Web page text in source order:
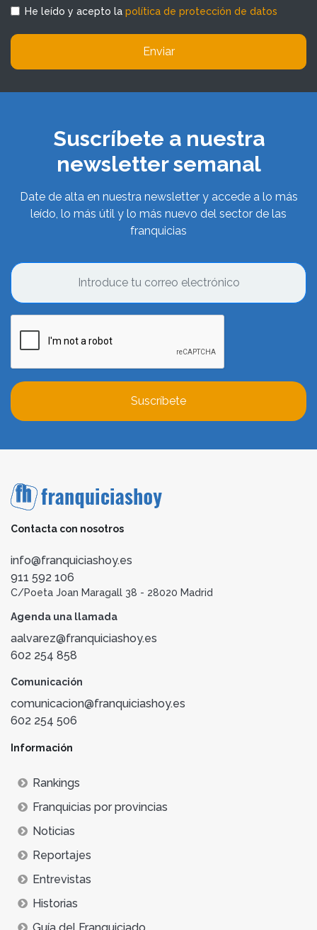
He leído y acepto la política de protección de datos
Enviar
Suscríbete a nuestra
newsletter semanal
Date de alta en nuestra newsletter y accede a lo más
leído, lo más útil y lo más nuevo del sector de las
franquicias
Suscríbete
Contacta con nosotros
info@franquiciashoy.es
911 592 106
C/Poeta Joan Maragall 38 - 28020 Madrid
Agenda una llamada
aalvarez@franquiciashoy.es
602 254 858
Comunicación
comunicacion@franquiciashoy.es
602 254 506
Información
Rankings
Franquicias por provincias
Noticias
Reportajes
Entrevistas
Historias